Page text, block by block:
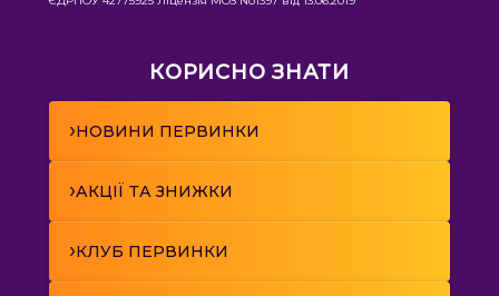
КОРИСНО ЗНАТИ
›НОВИНИ ПЕРВИНКИ
›АКЦІЇ ТА ЗНИЖКИ
›КЛУБ ПЕРВИНКИ